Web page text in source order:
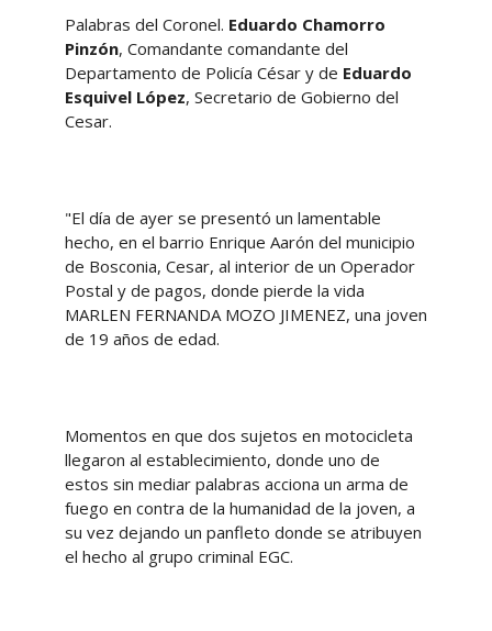
Palabras del Coronel. Eduardo Chamorro
Pinzón, Comandante comandante del
Departamento de Policía César y de Eduardo
Esquivel López, Secretario de Gobierno del
Cesar.
"El día de ayer se presentó un lamentable
hecho, en el barrio Enrique Aarón del municipio
de Bosconia, Cesar, al interior de un Operador
Postal y de pagos, donde pierde la vida
MARLEN FERNANDA MOZO JIMENEZ, una joven
de 19 años de edad.
Momentos en que dos sujetos en motocicleta
llegaron al establecimiento, donde uno de
estos sin mediar palabras acciona un arma de
fuego en contra de la humanidad de la joven, a
su vez dejando un panfleto donde se atribuyen
el hecho al grupo criminal EGC.